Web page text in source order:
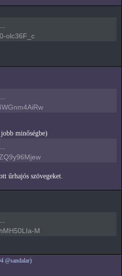
olc36F_c
minőségbe)
űrhajós szövegeket.
M
@sandalar)